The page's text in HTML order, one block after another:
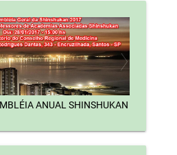
ANUAL SHINSHUKAN